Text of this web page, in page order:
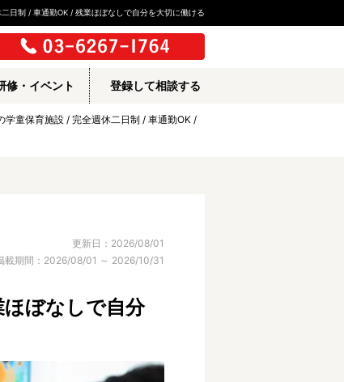
日制 / 車通勤OK / 残業ほぼなしで自分を大切に働ける
修・イベント 登録して相談する
学童保育施設 / 完全週休二日制 / 車通勤OK /
更新日：2026/08/01
載期間：2026/08/01 ～ 2026/10/31
ぼなしで自分
所